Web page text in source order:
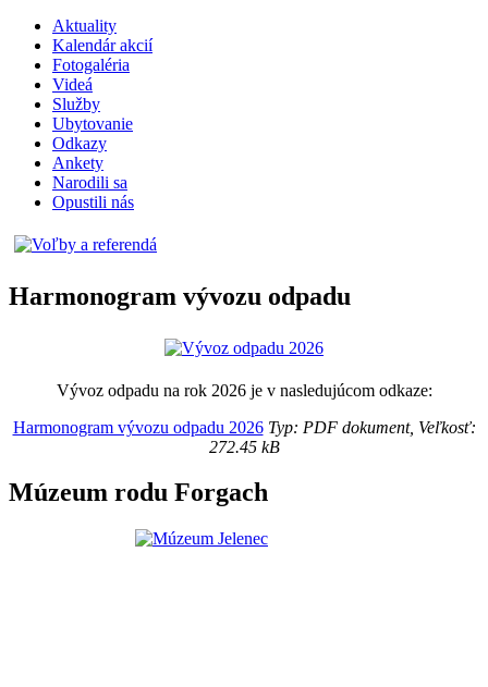
Aktuality
Kalendár akcií
Fotogaléria
Videá
Služby
Ubytovanie
Odkazy
Ankety
Narodili sa
Opustili nás
Harmonogram vývozu odpadu
Vývoz odpadu na rok 2026 je v nasledujúcom odkaze:
Harmonogram vývozu odpadu 2026Typ: PDF dokument, Veľkosť:
272.45 kB
Múzeum rodu Forgach